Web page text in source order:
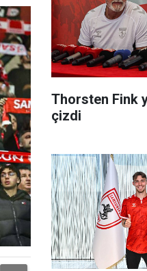
Thorsten Fink
çizdi